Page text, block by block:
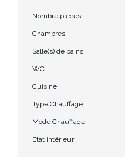
Nombre pièces
Chambres
Salle(s) de bains
WC
Cuisine
Type Chauffage
Mode Chauffage
Etat intérieur